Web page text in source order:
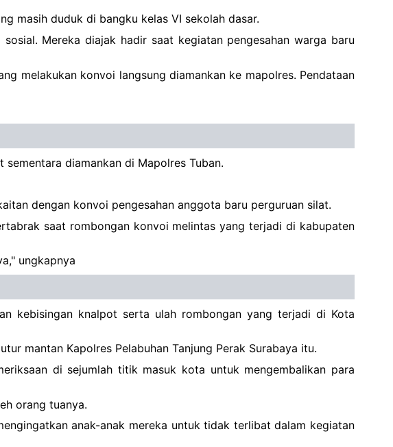
masih duduk di bangku kelas VI sekolah dasar.
Mereka diajak hadir saat kegiatan pengesahan warga baru
melakukan konvoi langsung diamankan ke mapolres. Pendataan
diamankan di Mapolres Tuban.
dengan konvoi pengesahan anggota baru perguruan silat.
saat rombongan konvoi melintas yang terjadi di kabupaten
ungkapnya
kebisingan knalpot serta ulah rombongan yang terjadi di Kota
mantan Kapolres Pelabuhan Tanjung Perak Surabaya itu.
di sejumlah titik masuk kota untuk mengembalikan para
orang tuanya.
anak-anak mereka untuk tidak terlibat dalam kegiatan